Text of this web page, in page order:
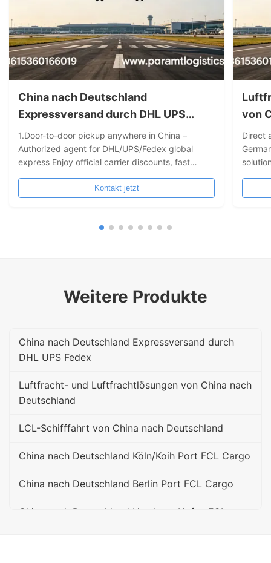
China nach Deutschland
Expressversand durch DHL UPS
Fedex
1.Door-to-door pickup anywhere in China –
Authorized agent for DHL/UPS/Fedex global
express Enjoy official carrier discounts, fast
to-door delivery. 2. One-stop "door-to-door"
your goods from any city in China and connect
Kontakt jetzt
von
Direct
Weitere Produkte
China nach Deutschland Expressversand durch
DHL UPS Fedex
Luftfracht- und Luftfrachtlösungen von China nach
Deutschland
LCL-Schifffahrt von China nach Deutschland
China nach Deutschland Köln/Koih Port FCL Cargo
China nach Deutschland Berlin Port FCL Cargo
China nach Deutschland Hamburg Hafen FCL